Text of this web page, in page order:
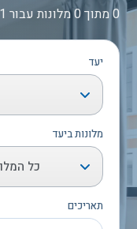
0 מתוך 0 מלונות עבור 1 יעדים נבחרו
יעד
מלונות ביעד
כל
תאריכים